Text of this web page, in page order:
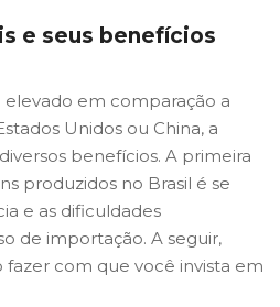
e seus benefícios
em comparação a
Unidos ou China, a
benefícios. A primeira
produzidos no Brasil é se
e as dificuldades
de importação. A seguir,
fazer com que você invista em